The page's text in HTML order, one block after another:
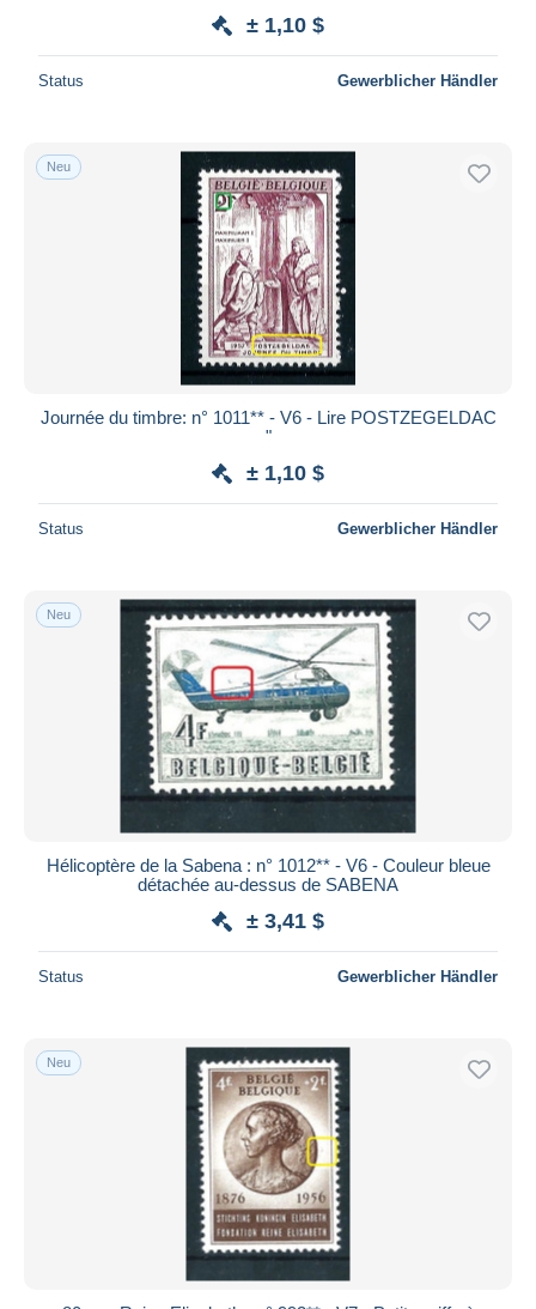
± 1,10 $
Status Gewerblicher Händler
Neu
Journée du timbre: n° 1011** - V6 - Lire POSTZEGELDAC
"
± 1,10 $
Status Gewerblicher Händler
Neu
Hélicoptère de la Sabena : n° 1012** - V6 - Couleur bleue
détachée au-dessus de SABENA
± 3,41 $
Status Gewerblicher Händler
Neu